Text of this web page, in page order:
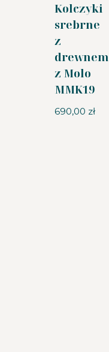
Kolczyki
srebrne
z
drewnem
z Molo
MMK19
690,00 zł